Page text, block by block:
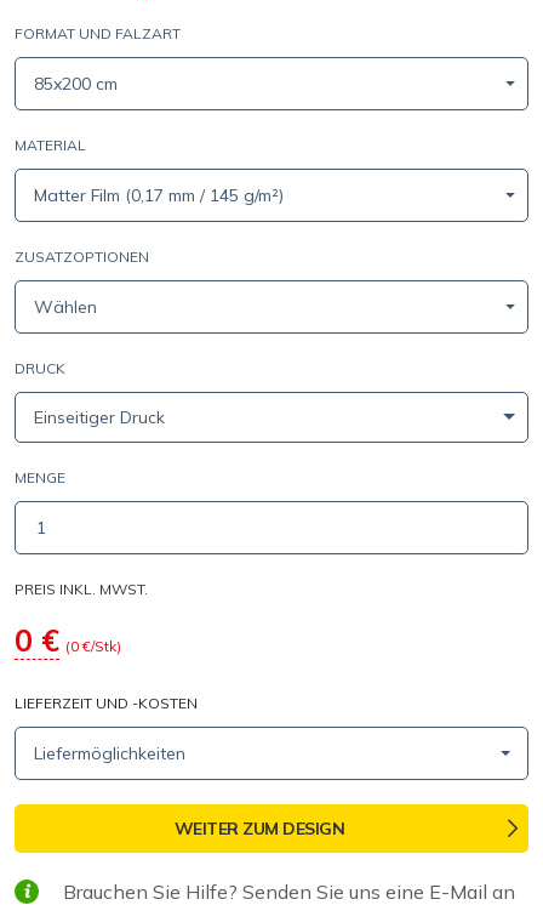
FORMAT UND FALZART
85x200 cm
MATERIAL
Matter Film (0,17 mm / 145 g/m²)
ZUSATZOPTIONEN
Wählen
DRUCK
Einseitiger Druck
MENGE
PREIS INKL. MWST.
0 € (0€/Stk)
Brauchen Sie Hilfe? Senden Sie uns eine E-Mail an
LIEFERZEIT UND -KOSTEN
Liefermöglichkeiten
WEITER ZUM DESIGN